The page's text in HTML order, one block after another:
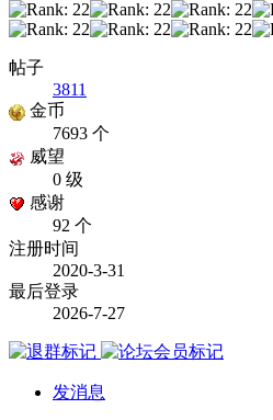
帖子
3811
金币
7693 个
威望
0 级
感谢
92 个
注册时间
2020-3-31
最后登录
2026-7-27
发消息